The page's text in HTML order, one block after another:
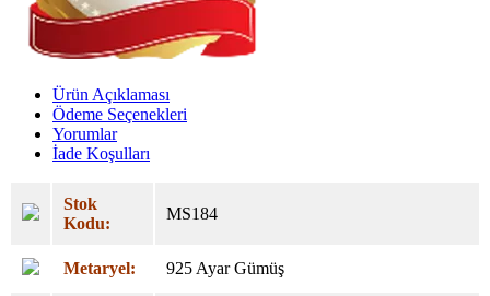
Ürün Açıklaması
Ödeme Seçenekleri
Yorumlar
İade Koşulları
Stok
Kodu:
MS184
Metaryel: 925 Ayar Gümüş